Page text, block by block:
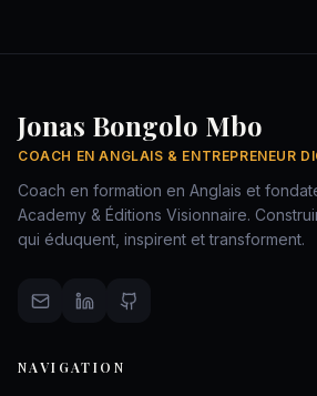
Jonas Bongolo Mbo
COACH EN ANGLAIS & ENTREPRENEUR
Coach en formation en Anglais et
Academy & Éditions Visionnaire.
qui éduquent, inspirent et transforment.
NAVIGATION